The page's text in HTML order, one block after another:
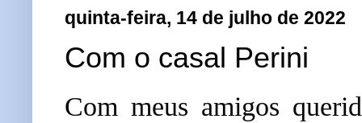
quinta-feira, 14 de julho de 2022
Com o casal Perini
Com meus amigos